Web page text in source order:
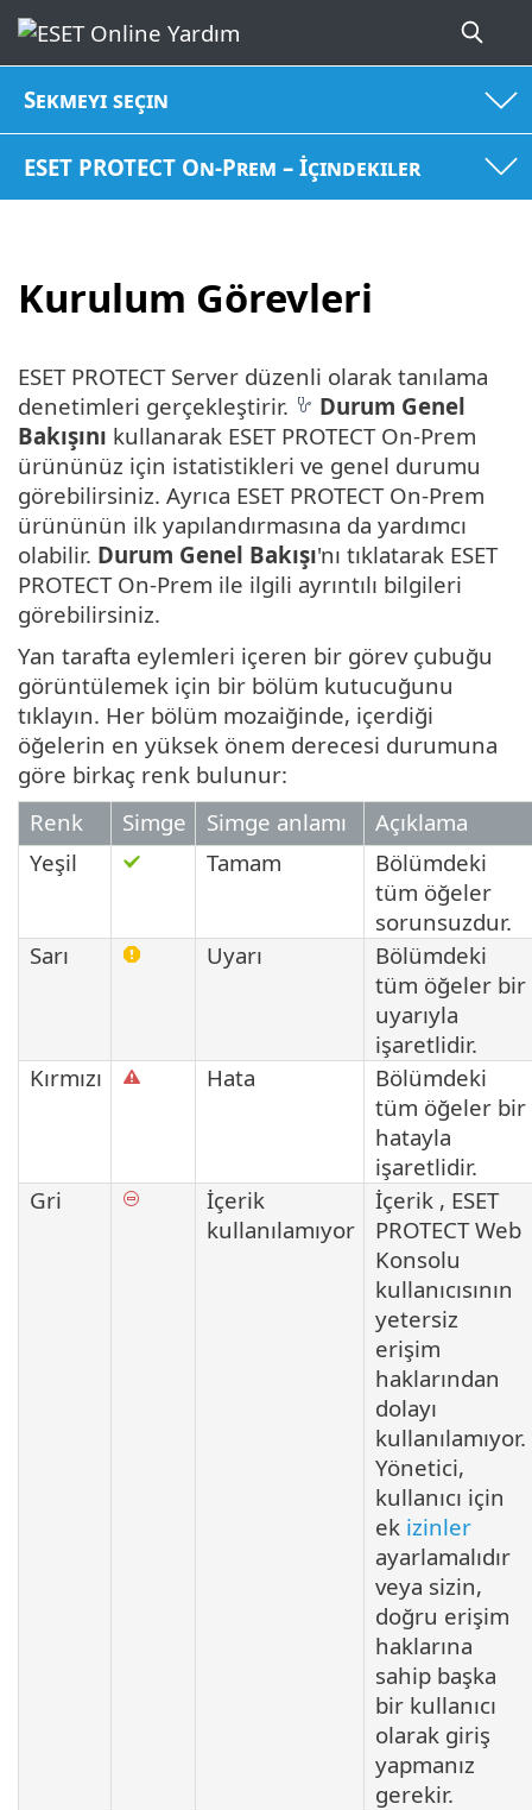
Sekmeyi seçin
ESET PROTECT On-Prem – İçindekiler
Kurulum Görevleri
ESET PROTECT Server düzenli olarak tanılama
denetimleri gerçekleştirir.
Durum Genel
Bakışını kullanarak ESET PROTECT On-Prem
ürününüz için istatistikleri ve genel durumu
görebilirsiniz. Ayrıca ESET PROTECT On-Prem
ürününün ilk yapılandırmasına da yardımcı
olabilir. Durum Genel Bakışı'nı tıklatarak ESET
PROTECT On-Prem ile ilgili ayrıntılı bilgileri
görebilirsiniz.
Yan tarafta eylemleri içeren bir görev çubuğu
görüntülemek için bir bölüm kutucuğunu
tıklayın. Her bölüm mozaiğinde, içerdiği
öğelerin en yüksek önem derecesi durumuna
göre birkaç renk bulunur:
Renk
Simge Simge anlamı
Açıklama
Yeşil
Tamam
Bölümdeki
tüm öğeler
sorunsuzdur.
Sarı
Uyarı
Bölümdeki
tüm öğeler bir
uyarıyla
işaretlidir.
Kırmızı
Hata
Bölümdeki
tüm öğeler bir
hatayla
işaretlidir.
Gri
İçerik
kullanılamıyor
İçerik , ESET
PROTECT Web
Konsolu
kullanıcısının
yetersiz
erişim
haklarından
dolayı
kullanılamıyor.
Yönetici,
kullanıcı için
ek izinler
ayarlamalıdır
veya sizin,
doğru erişim
haklarına
sahip başka
bir kullanıcı
olarak giriş
yapmanız
gerekir.